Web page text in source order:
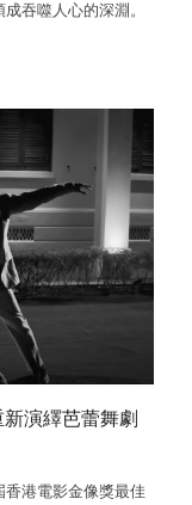
吞噬人心的深淵。
演繹芭蕾舞劇
香港電影金像獎最佳